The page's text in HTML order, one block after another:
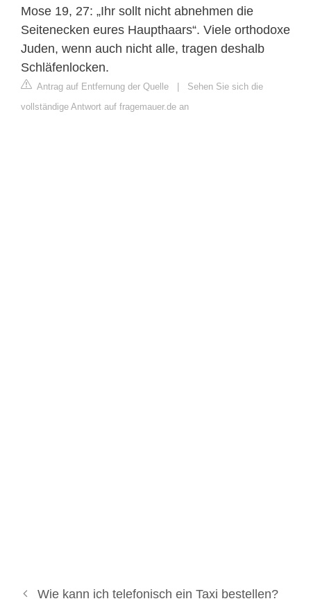
Mose 19, 27: „Ihr sollt nicht abnehmen die
Seitenecken eures Haupthaars“. Viele orthodoxe
Juden, wenn auch nicht alle, tragen deshalb
Schläfenlocken.
Antrag auf Entfernung der Quelle | Sehen Sie sich die
vollständige Antwort auf fragemauer.de an
Wie kann ich telefonisch ein Taxi bestellen?